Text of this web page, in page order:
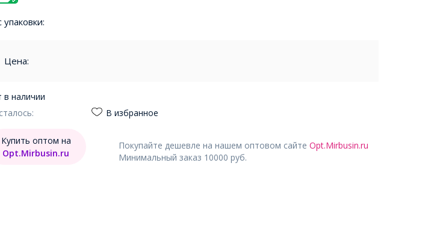
упаковки:
Цена:
в наличии
В избранное
Покупайте дешевле на нашем оптовом сайте Opt.Mirbusin.ru
Минимальный заказ 10000 руб.
Купить оптом на
Opt.Mirbusin.ru